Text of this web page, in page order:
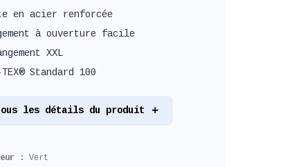
en acier renforcée
à ouverture facile
XXL
Standard 100
les détails du produit
: Vert